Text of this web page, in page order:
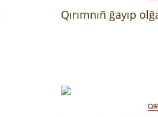
Qırımnıñ ğayıp